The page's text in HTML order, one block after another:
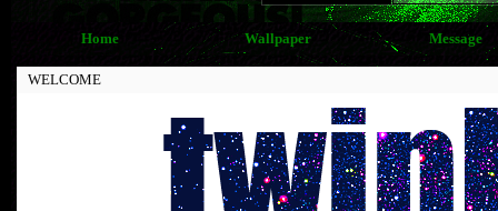
Home Wallpaper Message
WELCOME